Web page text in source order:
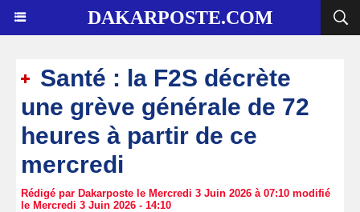
DAKARPOSTE.COM
Santé : la F2S décrète
une grève générale de 72
heures à partir de ce
mercredi
Rédigé par Dakarposte le Mercredi 3 Juin 2026 à 07:10 modifié
le Mercredi 3 Juin 2026 - 14:10